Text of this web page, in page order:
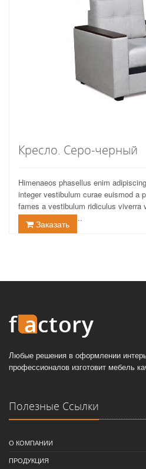
Кресло. Серо-черный
Himenaeos phasellus enim
integer vestibulum curae euismod a
fames a vestibulum ridiculus viverra
eu eros ut odio a...
Заказать
Любые решения в оформлении
профессионалов изготовит мебель
Полезные Ссылки
О КОМПАНИИ
ПРОДУКЦИЯ